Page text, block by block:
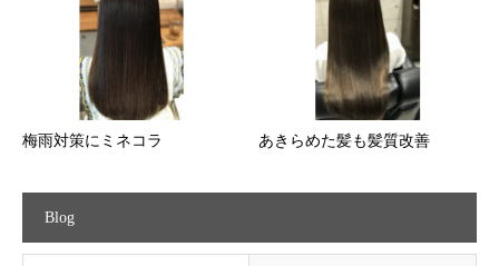
梅雨対策にミネコラ あきらめた髪も髪質改善
Blog